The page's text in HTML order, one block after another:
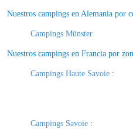
Nuestros campings en Alemania por
Campings Münster
Nuestros campings en Francia por
Campings Haute Savoie:
Campings Savoie: